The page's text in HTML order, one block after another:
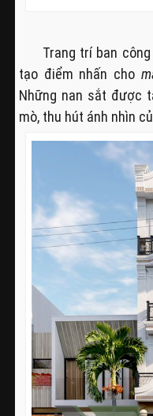
Trang trí ban
tạo điểm nhấn cho
Những nan sắt được
mò, thu hút ánh nhìn